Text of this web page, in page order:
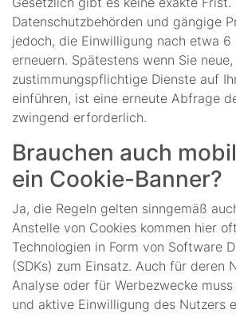
Datenschutzbehörden und gängige
jedoch, die Einwilligung nach etwa 6
erneuern. Spätestens wenn Sie neue,
zustimmungspflichtige Dienste auf
einführen, ist eine erneute Abfrage
zwingend erforderlich.
Brauchen auch
ein Cookie-Banner?
Ja, die Regeln gelten sinngemäß
Anstelle von Cookies kommen hier
Technologien in Form von Software
(SDKs) zum Einsatz. Auch für deren
Analyse oder für Werbezwecke
und aktive Einwilligung des Nutzers